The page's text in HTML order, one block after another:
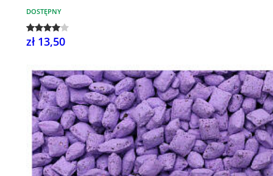
DOSTĘPNY
zł 13,50